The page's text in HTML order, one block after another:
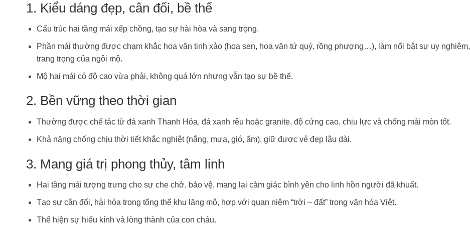
1. Kiểu dáng đẹp, cân đối, bề thế
Cấu trúc hai tầng mái xếp chồng, tạo sự hài hòa và sang trọng.
Phần mái thường được chạm khắc hoa văn tinh xảo (hoa sen, hoa văn tứ quý, rồng phượng…), làm nổi bật sự uy nghiêm,
trang trọng của ngôi mộ.
Mộ hai mái có độ cao vừa phải, không quá lớn nhưng vẫn tạo sự bề thế.
2. Bền vững theo thời gian
Thường được chế tác từ đá xanh Thanh Hóa, đá xanh rêu hoặc granite, độ cứng cao, chịu lực và chống mài mòn tốt.
Khả năng chống chịu thời tiết khắc nghiệt (nắng, mưa, gió, ẩm), giữ được vẻ đẹp lâu dài.
3. Mang giá trị phong thủy, tâm linh
Hai tầng mái tượng trưng cho sự che chở, bảo vệ, mang lại cảm giác bình yên cho linh hồn người đã khuất.
Tạo sự cân đối, hài hòa trong tổng thể khu lăng mộ, hợp với quan niệm “trời – đất” trong văn hóa Việt.
Thể hiện sự hiếu kính và lòng thành của con cháu.